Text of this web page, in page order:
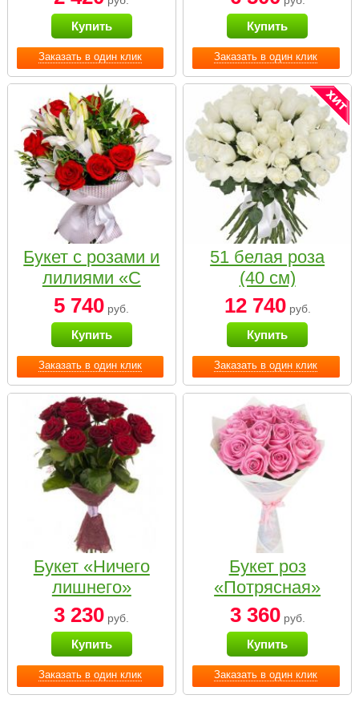
Заказать в один клик
Купить
Заказать в один клик
Купить
Заказать в один клик
Букет с розами и
лилиями «С
наилучшими
пожеланиями»
5 740 руб.
Купить
Заказать в один клик
51 белая роза
(40 см)
12 740руб.
Купить
Заказать в один клик
Букет «Ничего
лишнего»
3 230 руб.
Купить
Заказать в один клик
Букет роз
«Потрясная»
3 360руб.
Купить